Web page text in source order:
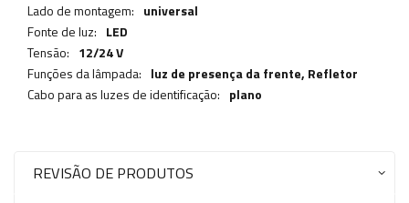
Lado de montagem: universal
Fonte de luz: LED
Tensão: 12/24 V
Funções da lâmpada: luz de presença da frente, Refletor
Cabo para as luzes de identificação: plano
REVISÃO DE PRODUTOS